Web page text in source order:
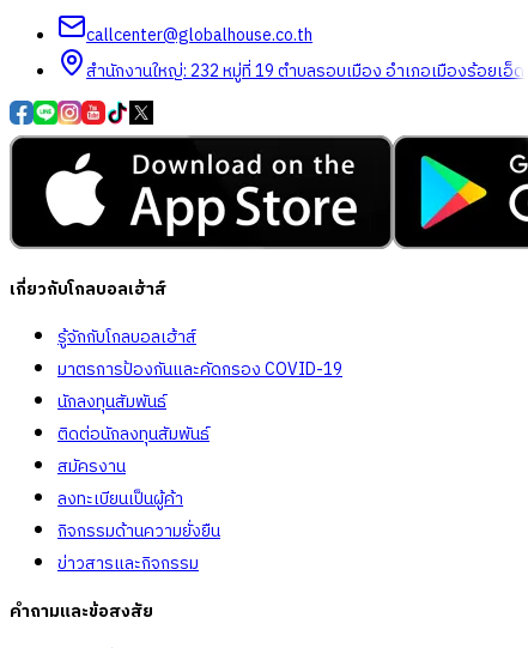
callcenter@globalhouse.co.th
สำนักงานใหญ่: 232 หมู่ที่ 19 ตำบลรอบเมือง อำเภอเมืองร้อยเอ็
เกี่ยวกับโกลบอลเฮ้าส์
รู้จักกับโกลบอลเฮ้าส์
มาตรการป้องกันและคัดกรอง COVID-19
นักลงทุนสัมพันธ์
ติดต่อนักลงทุนสัมพันธ์
สมัครงาน
ลงทะเบียนเป็นผู้ค้า
กิจกรรมด้านความยั่งยืน
ข่าวสารและกิจกรรม
คำถามและข้อสงสัย